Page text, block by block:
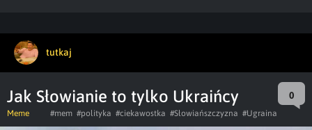
tutkaj
Jak Słowianie to tylko Ukraińcy 0
Meme #mem #polityka #ciekawostka #Słowiańszczyzna #Ugraina